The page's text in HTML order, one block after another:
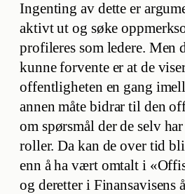
Ingenting av dette er
aktivt ut og søke
profileres som ledere. Men
kunne forvente er at de
offentligheten en gang
annen måte bidrar til den
om spørsmål der de selv
roller. Da kan de over tid
enn å ha vært omtalt i
og deretter i Finansavisens